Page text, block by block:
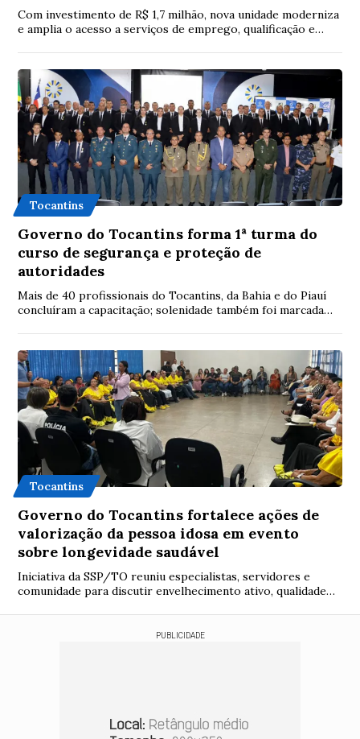
Com investimento de R$ 1,7 milhão, nova unidade moderniza
e amplia o acesso a serviços de emprego, qualificação e
Tocantins
Governo do Tocantins forma 1ª turma do
curso de segurança e proteção de
autoridades
Mais de 40 profissionais do Tocantins, da Bahia e do Piauí
concluíram a capacitação; solenidade também foi marcada
Tocantins
Governo do Tocantins fortalece ações de
valorização da pessoa idosa em evento
sobre longevidade saudável
Iniciativa da SSP/TO reuniu especialistas, servidores e
comunidade para discutir envelhecimento ativo, qualidade
PUBLICIDADE